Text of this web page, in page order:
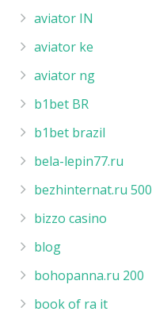
aviator IN
aviator ke
aviator ng
b1bet BR
b1bet brazil
bela-lepin77.ru
bezhinternat.ru 500
bizzo casino
blog
bohopanna.ru 200
book of ra it